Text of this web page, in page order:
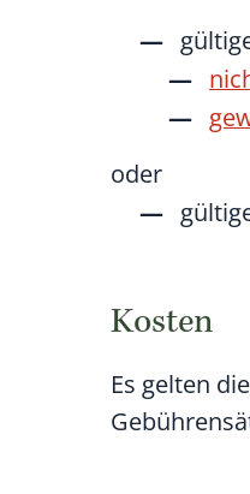
oder
Kosten
Es gelten